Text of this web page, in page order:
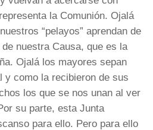
la Comunión. Ojalá
“pelayos” aprendan de
nuestra Causa, que es la
Ojalá los mayores sepan
como la recibieron de sus
los que se nos unan al ver
su parte, esta Junta
para ello. Pero para ello